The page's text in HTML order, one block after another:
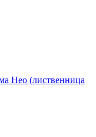
Нео (лиственница